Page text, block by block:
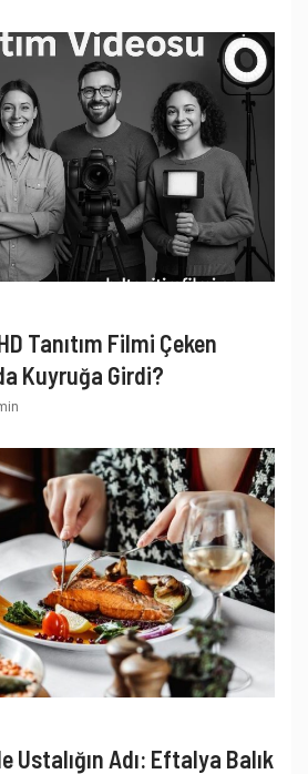
Tanıtım Filmi Çeken
Kuyruğa Girdi?
Ustalığın Adı: Eftalya Balık